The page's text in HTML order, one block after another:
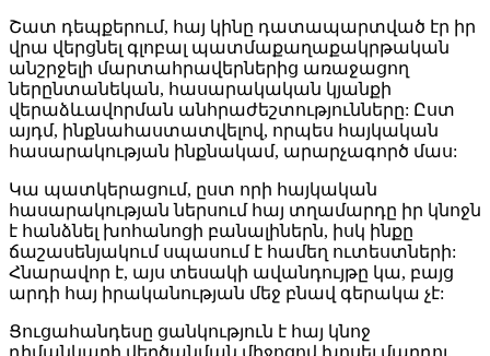
Շատ դեպքերում, հայ կինը դատապարտված էր իր
վրա վերցնել գլոբալ պատմաքաղաքակրթական
անշրջելի մարտահրավերներից առաջացող
ներընտանեկան, հասարակական կյանքի
վերաձևավորման անհրաժեշտությունները: Ըստ
այդմ, ինքնահաստատվելով, որպես հայկական
հասարակության ինքնակամ, արարչագործ մաս:
Կա պատկերացում, ըստ որի հայկական
հասարակության ներսում հայ տղամարդը իր կնոջն
է հանձնել խոհանոցի բանալիներն, իսկ ինքը
ճաշասենյակում սպասում է համեղ ուտեստների:
Հնարավոր է, այս տեսակի ավանդույթը կա, բայց
արդի հայ իրականության մեջ բնավ գերակա չէ:
Ցուցահանդեսը ցանկություն է հայ կնոջ